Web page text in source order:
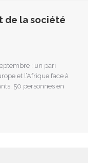
de la société
: un pari
et l’Afrique face à
50 personnes en